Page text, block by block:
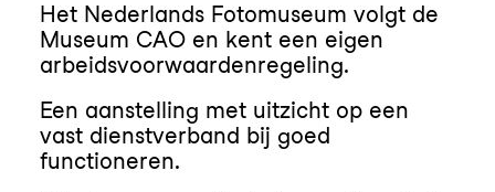
Het Nederlands Fotomuseum volgt de
Museum CAO en kent een eigen
arbeidsvoorwaardenregeling.
Een aanstelling met uitzicht op een
vast dienstverband bij goed
functioneren.